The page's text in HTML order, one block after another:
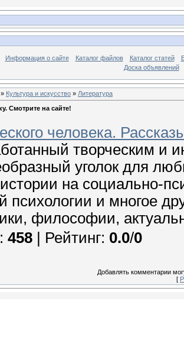
Информация о сайте Каталог файлов Каталог статей
Доска объявлений
» Культура и искусство » Литература
Смотрите на сайте!
человека.
творческим и
уголок для
на социально-
психологии и многое
философии,
: 458 | Рейтинг: 0.0/0
Добавлять комментарии
[